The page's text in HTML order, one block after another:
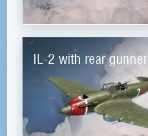
IL-2 with rear gunner